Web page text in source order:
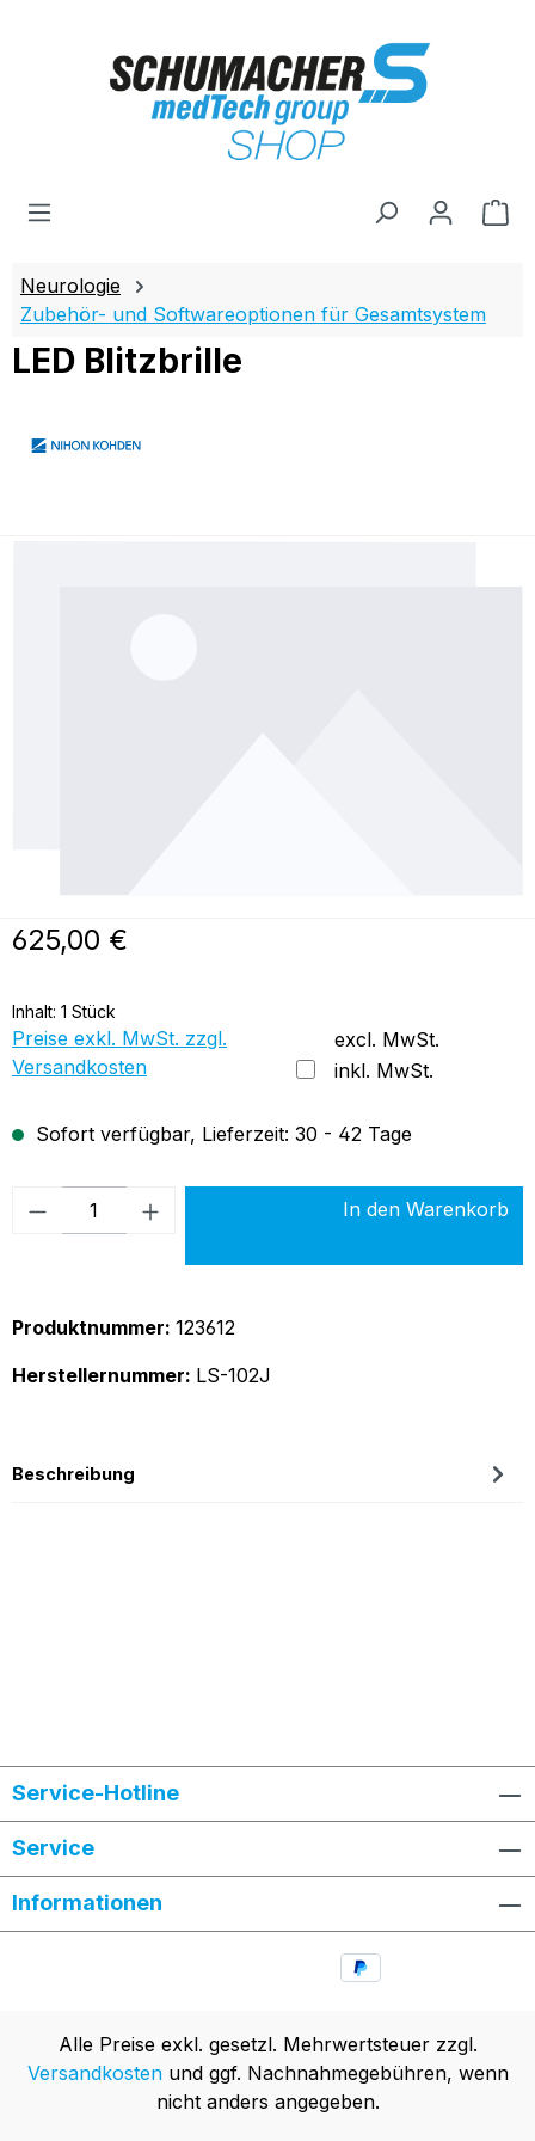
Neurologie
Zubehör- und Softwareoptionen für Gesamtsystem
LED Blitzbrille
Regulärer Preis:
625,00 €
Inhalt: 1 Stück
Preise exkl. MwSt. zzgl.
Versandkosten
excl. MwSt.
inkl. MwSt.
Sofort verfügbar, Lieferzeit: 30 - 42 Tage
Produkt Anzahl: Gib den gewünschten
In den Warenkorb
Produktnummer: 123612
Herstellernummer: LS-102J
Beschreibung
Service-Hotline
Service
Informationen
Alle Preise exkl. gesetzl. Mehrwertsteuer zzgl.
Versandkostenund ggf. Nachnahmegebühren, wenn
nicht anders angegeben.